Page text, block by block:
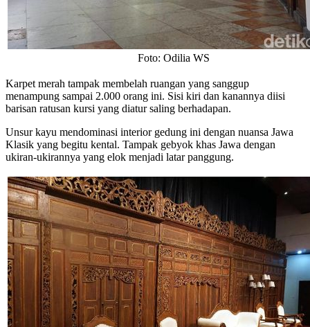
Foto: Odilia WS
Karpet merah tampak membelah ruangan yang sanggup
menampung sampai 2.000 orang ini. Sisi kiri dan kanannya diisi
barisan ratusan kursi yang diatur saling berhadapan.
Unsur kayu mendominasi interior gedung ini dengan nuansa Jawa
Klasik yang begitu kental. Tampak gebyok khas Jawa dengan
ukiran-ukirannya yang elok menjadi latar panggung.